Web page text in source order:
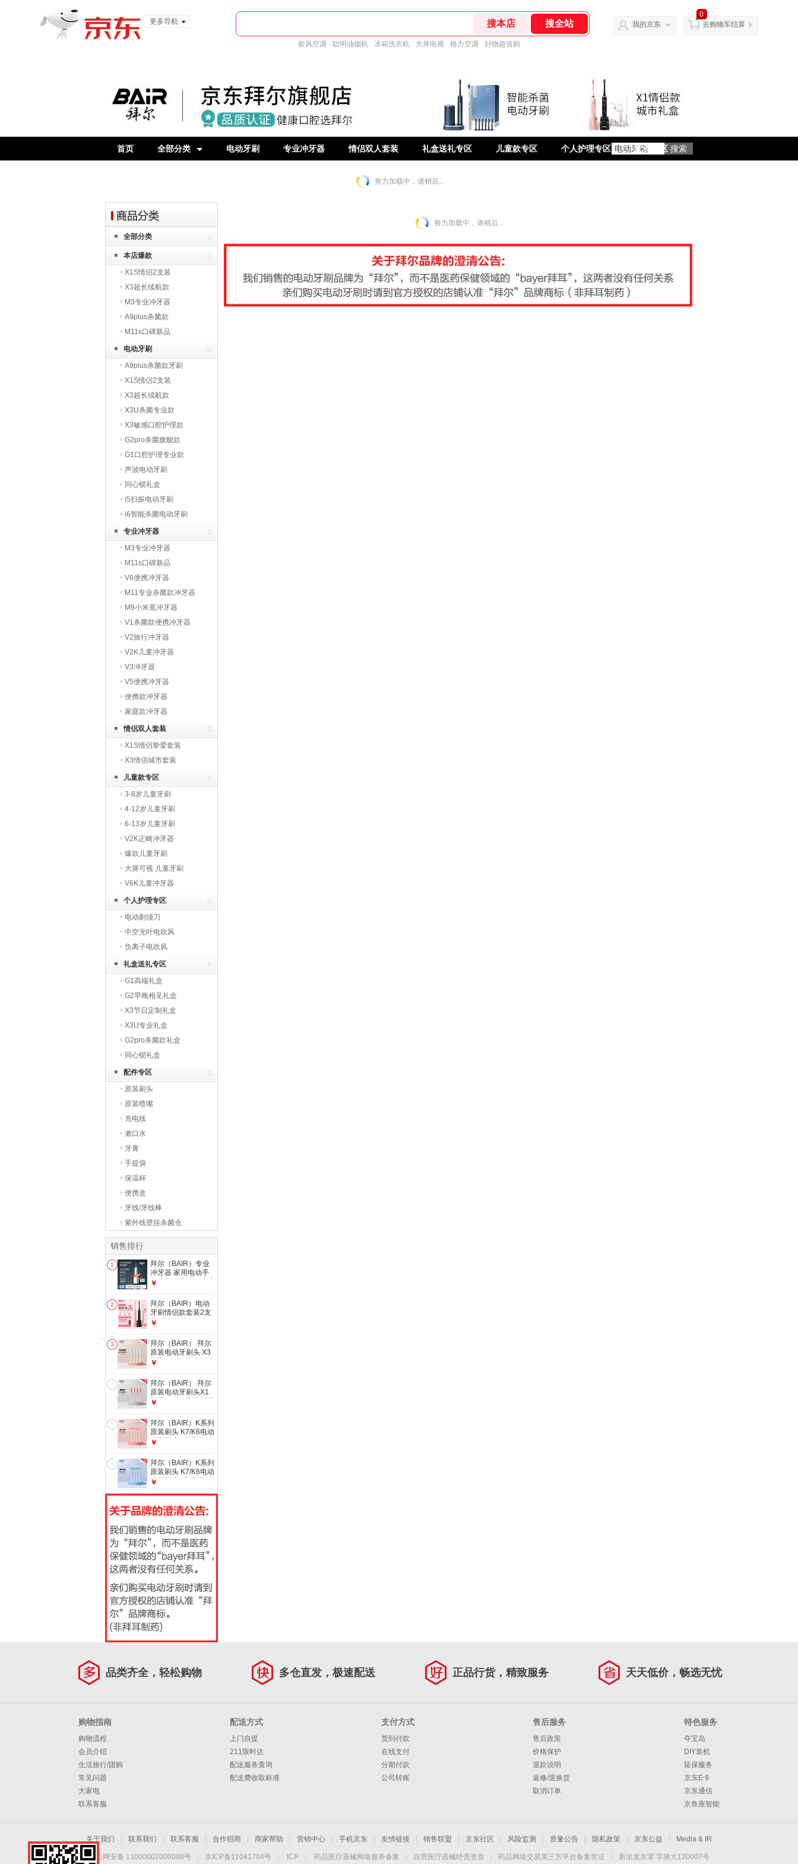
更多导航
新风空调 聪明油烟机 冰箱洗衣机 大屏电视 格力空调 好物超值购
我的京东
0
去购物车结算
首页 全部分类 电动牙刷 专业冲牙器 情侣双人套装 礼盒送礼专区 儿童款专区 个人护理专区 配件专区
努力加载中，请稍后...
全部分类
本店爆款
X1S情侣2支装
X3超长续航款
M3专业冲牙器
A9plus杀菌款
M11s口碑新品
电动牙刷
A9plus杀菌款牙刷
X1S情侣2支装
X3超长续航款
X3U杀菌专业款
X3敏感口腔护理款
G2pro杀菌旗舰款
G1口腔护理专业款
声波电动牙刷
同心锁礼盒
i5扫振电动牙刷
i6智能杀菌电动牙刷
专业冲牙器
M3专业冲牙器
M11s口碑新品
V6便携冲牙器
M11专业杀菌款冲牙器
M9小米蕉冲牙器
V1杀菌款便携冲牙器
V2旅行冲牙器
V2K儿童冲牙器
V3冲牙器
V5便携冲牙器
便携款冲牙器
家庭款冲牙器
情侣双人套装
X1S情侣挚爱套装
X3情侣城市套装
儿童款专区
3-8岁儿童牙刷
4-12岁儿童牙刷
6-13岁儿童牙刷
V2K正畸冲牙器
爆款儿童牙刷
大屏可视 儿童牙刷
V6K儿童冲牙器
个人护理专区
电动剃须刀
中空无叶电吹风
负离子电吹风
礼盒送礼专区
G1高端礼盒
G2早晚相见礼盒
X3节日定制礼盒
X3U专业礼盒
G2pro杀菌款礼盒
同心锁礼盒
配件专区
原装刷头
原装喷嘴
充电线
漱口水
牙膏
手提袋
保温杯
便携盒
牙线/牙线棒
紫外线壁挂杀菌仓
销售排行
1
拜尔（BAIR）专业
冲牙器 家用电动手
持式牙线清洁口腔洗
洁器水洁牙器清洁正
畸专用七夕 M4 M系
列白色专业款（磁吸
感应充电) 4支喷头
专业级冲牙器
￥
2
拜尔（BAIR）电动
牙刷情侣款套装2支
装 成人声波扫振充
牙刷男 送女朋友 礼
盒装X1七夕 情侣套
装2支装【16刷头
+便携盒+全金属手
动牙刷】
￥
3
拜尔（BAIR） 拜尔
原装电动牙刷头 X3
型号（错购刷头拆开
担） 4支 X3系列配
套海洋蓝原装刷头
￥
4
拜尔（BAIR） 拜尔
原装电动牙刷头X1
型号（错购刷头拆开
担） 4支 X1配套樱
花粉色原装刷头
￥
5
拜尔（BAIR）K系列
原装刷头 K7/K6电动
牙刷刷头U型刷头
包装货值自行承担）
4支 拜尔K7刷头粉
色
￥
6
拜尔（BAIR）K系列
原装刷头 K7/K6电动
牙刷刷头U型刷头
4支 拜尔K7刷头蓝
色
￥
努力加载中，请稍后...
品类齐全，轻松购物 多仓直发，极速配送 正品行货，精致服务 天天低价，畅选无忧
购物指南
购物流程
会员介绍
生活旅行/团购
常见问题
大家电
联系客服
配送方式
上门自提
211限时达
配送服务查询
配送费收取标准
支付方式
货到付款
在线支付
分期付款
公司转账
售后服务
售后政策
价格保护
退款说明
返修/退换货
取消订单
特色服务
夺宝岛
DIY装机
延保服务
京东E卡
京东通信
京鱼座智能
关于我们 联系我们 联系客服 合作招商 商家帮助 营销中心 手机京东 友情链接 销售联盟 京东社区 风险监测 质量公告 隐私政策 京东公益 Media & IR
京公网安备 11000002000088号 京ICP备11041704号 ICP 药品医疗器械网络服务备案 自营医疗器械经营资质 药品网络交易第三方平台备案凭证 新出发京零 字第大120007号